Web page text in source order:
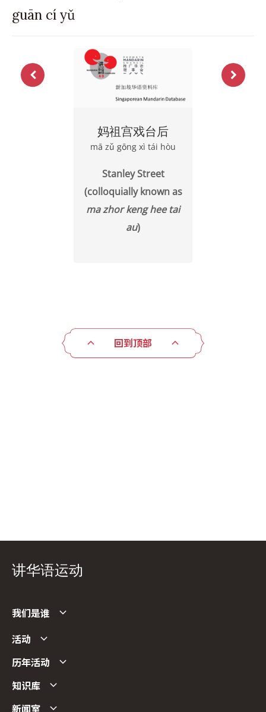
guān cí yǔ
妈祖宫戏台后
mā zǔ gōng xì tái hòu
Stanley Street
(colloquially known as
ma zhor keng hee tai
au)
回到顶部
讲华语运动
我们是谁
活动
历年活动
知识库
新闻室